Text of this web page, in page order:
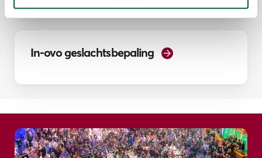
In-ovo geslachtsbepaling